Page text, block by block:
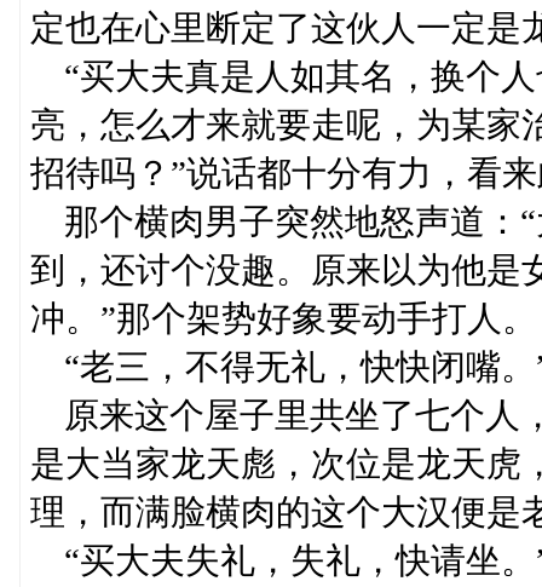
定也在心里断定了这伙人一定是
“买大夫真是人如其名，换个
亮，怎么才来就要走呢，为某家
招待吗？”说话都十分有力，看
那个横肉男子突然地怒声道：
到，还讨个没趣。原来以为他是
冲。”那个架势好象要动手打人。
“老三，不得无礼，快快闭嘴
原来这个屋子里共坐了七个人
是大当家龙天彪，次位是龙天虎
理，而满脸横肉的这个大汉便是
“买大夫失礼，失礼，快请坐